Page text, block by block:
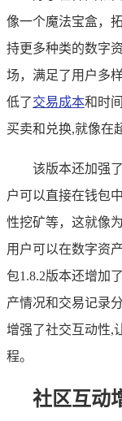
像一个魔法宝盒，
持更多种类的数字
场，满足了用户多
低了交易成本和时
买卖和兑换,就像在
该版本还加强
户可以直接在钱包
性挖矿等，这就像
用户可以在数字资
包1.8.2版本还增加
产情况和交易记录
增强了社交互动性,
程。
社区互动